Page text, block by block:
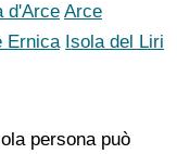
d'Arce Arce
Ernica Isola del Liri
persona può